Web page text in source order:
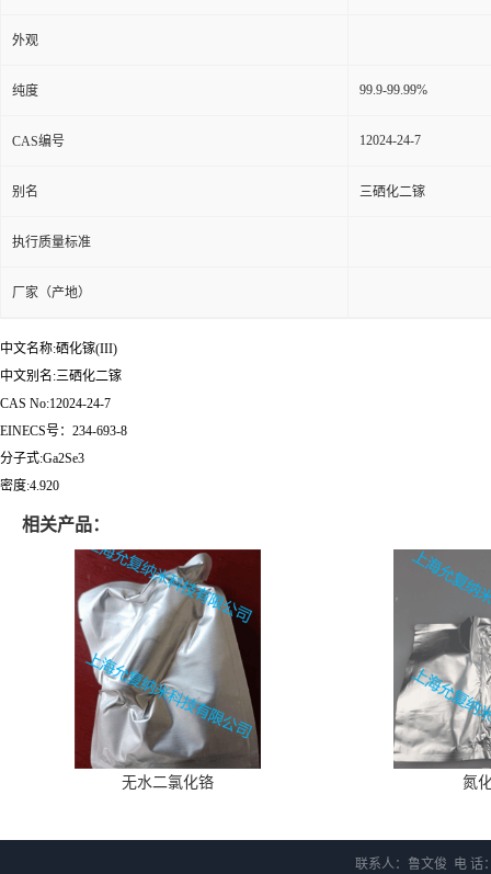
外观
纯度 99.9-99.99%
CAS编号 12024-24-7
别名 三硒化二镓
执行质量标准
厂家（产地）
中文名称:硒化镓(III)
中文别名:三硒化二镓
CAS No:12024-24-7
EINECS号：234-693-8
分子式:Ga2Se3
密度:4.920
相关产品：
无水二氯化铬 氮
联系人：鲁文俊 电 话